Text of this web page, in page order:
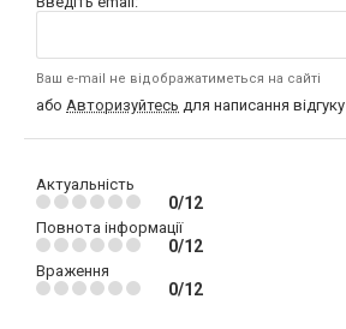
Ваш e-mail не відображатиметься на сайті
або Авторизуйтесь для написання відгуку
Актуальність
0/12
Повнота інформації
0/12
Враження
0/12